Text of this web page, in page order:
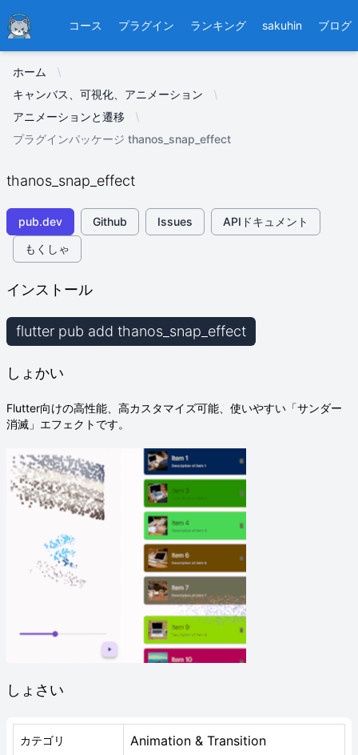
Ducafecat コース プラグイン ランキング sakuhin ブログ
ホーム
キャンバス、可視化、アニメーション
アニメーションと遷移
プラグインパッケージ thanos_snap_effect
thanos_snap_effect
pub.dev Github Issues
APIドキュメント
もくしゃ
インストール
flutter pub add thanos_snap_effect
しょかい
Flutter向けの高性能、高カスタマイズ可能、使いやすい「サンダー
消滅」エフェクトです。
しょさい
カテゴリ Animation & Transition